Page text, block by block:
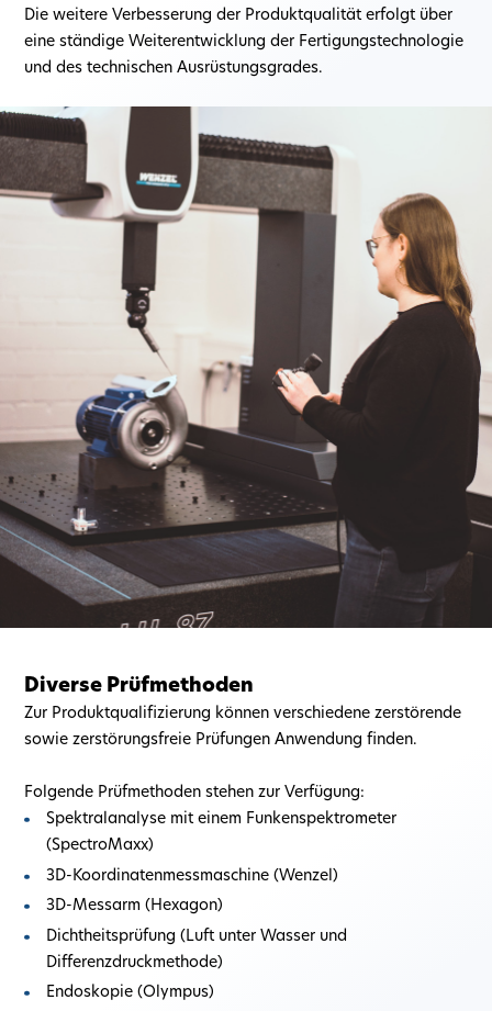
Die weitere Verbesserung der Produktqualität erfolgt über
eine ständige Weiterentwicklung der Fertigungstechnologie
und des technischen Ausrüstungsgrades.
Diverse Prüfmethoden
Zur Produktqualifizierung können verschiedene zerstörende
sowie zerstörungsfreie Prüfungen Anwendung finden.
Folgende Prüfmethoden stehen zur Verfügung:
Spektralanalyse mit einem Funkenspektrometer
(SpectroMaxx)
3D-Koordinatenmessmaschine (Wenzel)
3D-Messarm (Hexagon)
Dichtheitsprüfung (Luft unter Wasser und
Differenzdruckmethode)
Endoskopie (Olympus)